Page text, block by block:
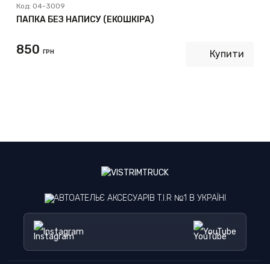
Код: 04-3009
ПАПКА БЕЗ НАПИСУ (ЕКОШКІРА)
850 ГРН Купити
АВТОАТЕЛЬЄ АКСЕСУАРІВ T.I.R №1 В УКРАЇНІ
Instagram YouTube